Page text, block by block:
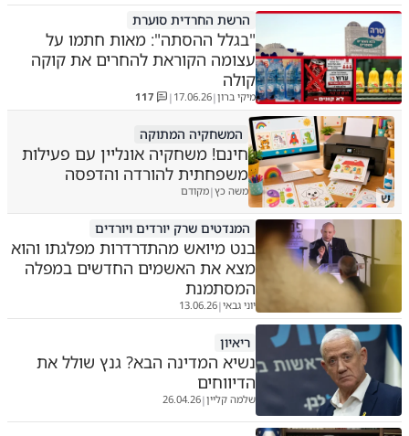
הרשת החרדית סוערת
"בגלל ההסתה": מאות חתמו על
עצומה הקוראת להחרים את קוקה
קולה
מיקי ברון|
17.06.26
|
117
ש
המשחקיה המתוקה
חינם! משחקיה אונליין עם פעילות
משפחתית להורדה והדפסה
משה כץ|מקודם
המנדטים שרק יורדים ויורדים
בנט מיואש מהתדרדרות מפלגתו והוא
מצא את האשמים החדשים במפלה
המסתמנת
יוני גבאי|
13.06.26
ריאיון
נשיא המדינה הבא? גנץ שולל את
הדיווחים
שלמה קליין|
26.04.26